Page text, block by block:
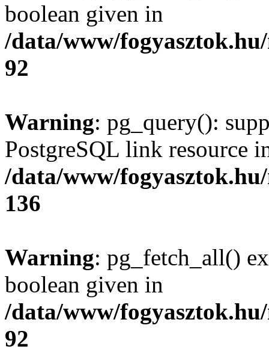
boolean given in
/data/www/
92
Warning: pg_query():
PostgreSQL link resource
/data/www/
136
Warning: pg_fetch_all()
boolean given in
/data/www/
92